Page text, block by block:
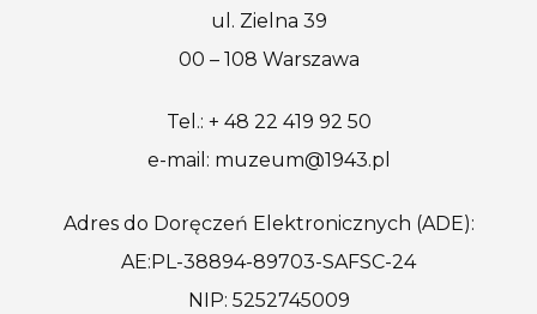
ul. Zielna 39
00 – 108 Warszawa
Tel.: + 48 22 419 92 50
e-mail: muzeum@1943.pl
Adres do Doręczeń Elektronicznych (ADE):
AE:PL-38894-89703-SAFSC-24
NIP: 5252745009